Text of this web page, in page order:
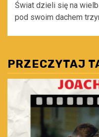
Świat dzieli się na
pod swoim dachem
PRZECZYTAJ